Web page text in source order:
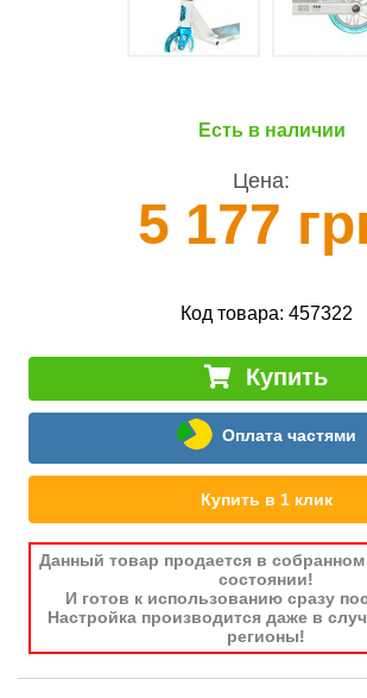
Есть в наличии
Цена:
5 177
Код товара: 457322
Купить
Оплата частями
Купить в 1 клик
Данный товар продается в
состоянии!
И готов к использованию сразу
Настройка производится даже в
регионы!